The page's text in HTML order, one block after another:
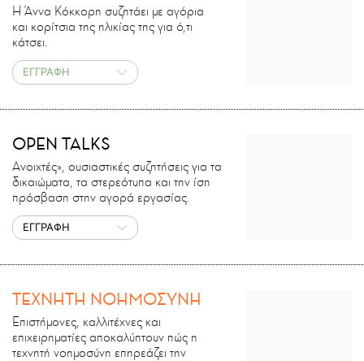
Η Άννα Κόκκορη συζητάει με αγόρια
και κορίτσια της ηλικίας της για ό,τι
κάτσει.
ΕΓΓΡΑΦΗ
OPEN TALKS
Ανοιχτές», ουσιαστικές συζητήσεις για τα
δικαιώματα, τα στερεότυπα και την ίση
πρόσβαση στην αγορά εργασίας.
ΕΓΓΡΑΦΗ
ΤΕΧΝΗΤΗ ΝΟΗΜΟΣΥΝΗ
Επιστήμονες, καλλιτέχνες και
επιχειρηματίες αποκαλύπτουν πώς η
τεχνητή νοημοσύνη επηρεάζει την